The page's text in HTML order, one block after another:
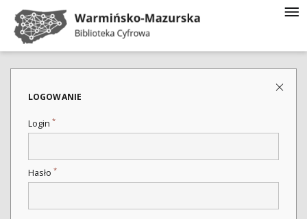
LOGOWANIE
Login *
Hasło *